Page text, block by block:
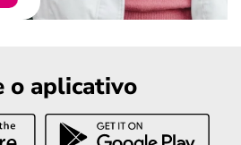
o aplicativo